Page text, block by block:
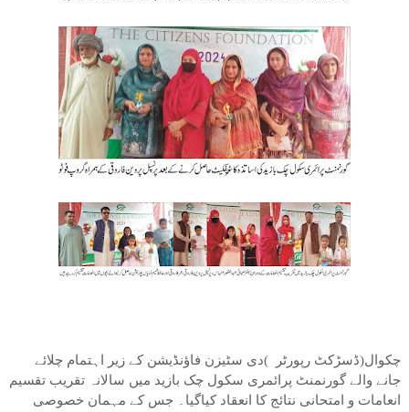
چکوال(ڈسڑکٹ رپورٹر )دی سٹیزن فاﺅنڈیشن کے زیر اہتمام چلائے
جانے والے گورنمنٹ پرائمری سکول چک بازید میں سالانہ تقریب تقسیم
انعامات و امتحانی نتائج کا انعقاد کیاگیا۔ جس کے مہمان خصوصی